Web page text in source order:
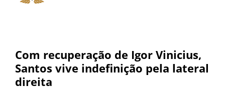
Com recuperação de Igor Vinicius,
Santos vive indefinição pela lateral
direita